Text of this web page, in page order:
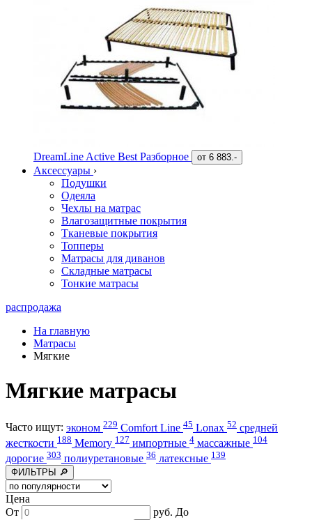
DreamLine Active Best Разборное от 6 883.-
Аксессуары ›
Подушки
Одеяла
Чехлы на матрас
Влагозащитные покрытия
Тканевые покрытия
Топперы
Матрасы для диванов
Складные матрасы
Тонкие матрасы
распродажа
На главную
Матрасы
Мягкие
Мягкие матрасы
Часто ищут: эконом 229 Comfort Line 45 Lonax 52 средней
жесткости 188 Memory 127 импортные 4 массажные 104
дорогие 303 полиуретановые 36 латексные 139
ФИЛЬТРЫ 🔎
Цена
От
руб. До